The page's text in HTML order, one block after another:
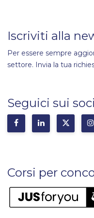
Iscriviti alla
Per essere sempre
settore. Invia la tua
Seguici sui
Corsi per